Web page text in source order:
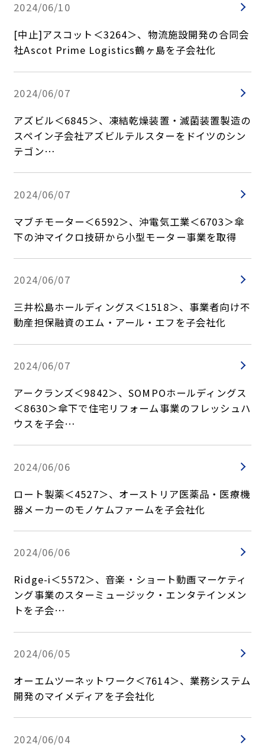
2024/06/10
[中止]アスコット＜3264＞、物流施設開発の合同会
社Ascot Prime Logistics鶴ヶ島を子会社化
2024/06/07
アズビル＜6845＞、凍結乾燥装置・滅菌装置製造の
スペイン子会社アズビルテルスターをドイツのシン
テゴン…
2024/06/07
マブチモーター＜6592＞、沖電気工業＜6703＞傘
下の沖マイクロ技研から小型モーター事業を取得
2024/06/07
三井松島ホールディングス＜1518＞、事業者向け不
動産担保融資のエム・アール・エフを子会社化
2024/06/07
アークランズ＜9842＞、SOMPOホールディングス
＜8630＞傘下で住宅リフォーム事業のフレッシュハ
ウスを子会…
2024/06/06
ロート製薬＜4527＞、オーストリア医薬品・医療機
器メーカーのモノケムファームを子会社化
2024/06/06
Ridge-i＜5572＞、音楽・ショート動画マーケティ
ング事業のスターミュージック・エンタテインメン
トを子会…
2024/06/05
オーエムツーネットワーク＜7614＞、業務システム
開発のマイメディアを子会社化
2024/06/04